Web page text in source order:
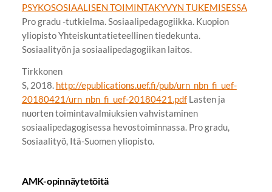
PSYKOSOSIAALISEN TOIMINTAKYVYN TUKEMISESSA
Pro gradu -tutkielma. Sosiaalipedagogiikka. Kuopion
yliopisto Yhteiskuntatieteellinen tiedekunta.
Sosiaalityön ja sosiaalipedagogiikan laitos.
Tirkkonen
S, 2018. http://epublications.uef.fi/pub/urn_nbn_fi_uef-
20180421/urn_nbn_fi_uef-20180421.pdfLasten ja
nuorten toimintavalmiuksien vahvistaminen
sosiaalipedagogisessa hevostoiminnassa. Pro gradu,
Sosiaalityö, Itä-Suomen yliopisto.
AMK-opinnäytetöitä